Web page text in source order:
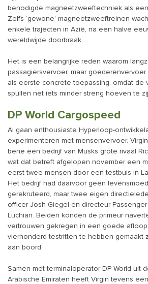
benodigde magneetzweeftechniek als
Zelfs ‘gewone’ magneetzweeftreinen
enkele trajecten in Azië, na een halve
wereldwijde doorbraak.
Het is een belangrijke reden waarom
passagiersvervoer, maar
als eerste concrete toepassing, omdat de
spullen net iets minder streng hoeven te
DP World Cargospeed
Al gaan enthousiaste Hyperloop-
experimenteren met mensenvervoer.
bene een bedrijf van Musks grote rivaal
wat dat betreft afgelopen november een
eerst twee mensen door een testbuis in
Het bedrijf had daarvoor geen
gerekruteerd, maar twee eigen
officer Josh Giegel en directeur
Luchian. Beiden konden de primeur
vertrouwen gekregen in een goede
vierhonderd testritten te hebben gemaakt
aan boord.
Samen met terminaloperator DP World uit
Arabische Emiraten heeft Virgin tevens